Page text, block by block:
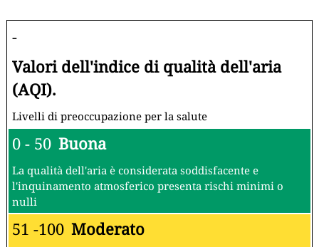
-
Valori dell'indice di qualità dell'aria
(AQI).
Livelli di preoccupazione per la salute
0 - 50 Buona
La qualità dell'aria è considerata soddisfacente e
l'inquinamento atmosferico presenta rischi minimi o
nulli
51 -100 Moderato